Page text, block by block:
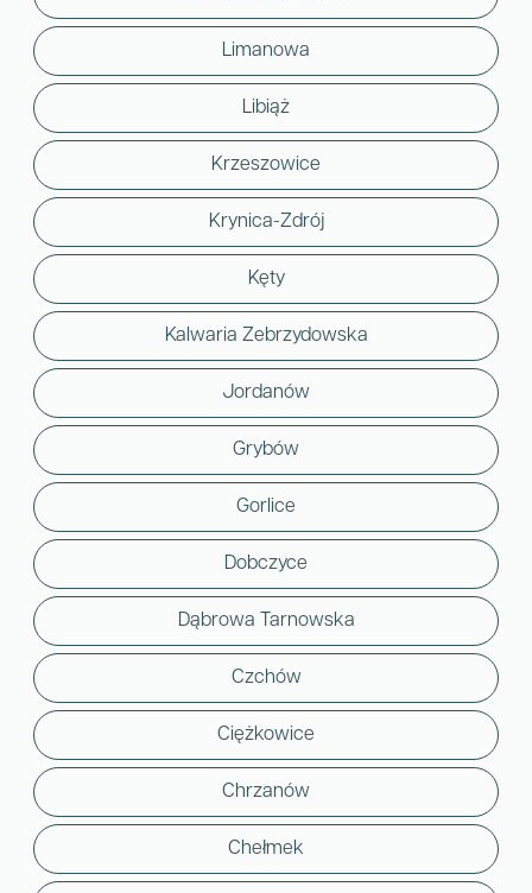
Limanowa
Libiąż
Krzeszowice
Krynica-Zdrój
Kęty
Kalwaria Zebrzydowska
Jordanów
Grybów
Gorlice
Dobczyce
Dąbrowa Tarnowska
Czchów
Ciężkowice
Chrzanów
Chełmek